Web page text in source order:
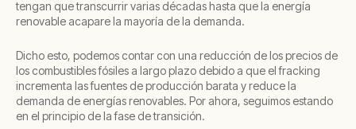
tengan que transcurrir varias décadas hasta que la energía
renovable acapare la mayoría de la demanda.
Dicho esto, podemos contar con una reducción de los precios de
los combustibles fósiles a largo plazo debido a que el fracking
incrementa las fuentes de producción barata y reduce la
demanda de energías renovables. Por ahora, seguimos estando
en el principio de la fase de transición.